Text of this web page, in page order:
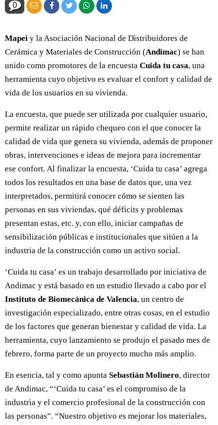
0
Mapei y la Asociación Nacional de Distribuidores de
Cerámica y Materiales de Construcción (Andimac) se han
unido como promotores de la encuesta Cuida tu casa, una
herramienta cuyo objetivo es evaluar el confort y calidad de
vida de los usuarios en su vivienda.
La encuesta, que puede ser utilizada por cualquier usuario,
permite realizar un rápido chequeo con el que conocer la
calidad de vida que genera su vivienda, además de proponer
obras, intervenciones e ideas de mejora para incrementar
ese confort. Al finalizar la encuesta, ‘Cuida tu casa’ agrega
todos los resultados en una base de datos que, una vez
interpretados, permitirá conocer cómo se sienten las
personas en sus viviendas, qué déficits y problemas
presentan estas, etc. y, con ello, iniciar campañas de
sensibilización públicas e institucionales que sitúen a la
industria de la construcción como un activo social.
‘Cuida tu casa’ es un trabajo desarrollado por iniciativa de
Andimac y está basado en un estudio llevado a cabo por el
Instituto de Biomecánica de Valencia, un centro de
investigación especializado, entre otras cosas, en el estudio
de los factores que generan bienestar y calidad de vida. La
herramienta, cuyo lanzamiento se produjo el pasado mes de
febrero, forma parte de un proyecto mucho más amplio.
En esencia, tal y como apunta Sebastián Molinero, director
de Andimac, “‘Cuida tu casa’ es el compromiso de la
industria y el comercio profesional de la construcción con
las personas”. “Nuestro objetivo es mejorar los materiales,